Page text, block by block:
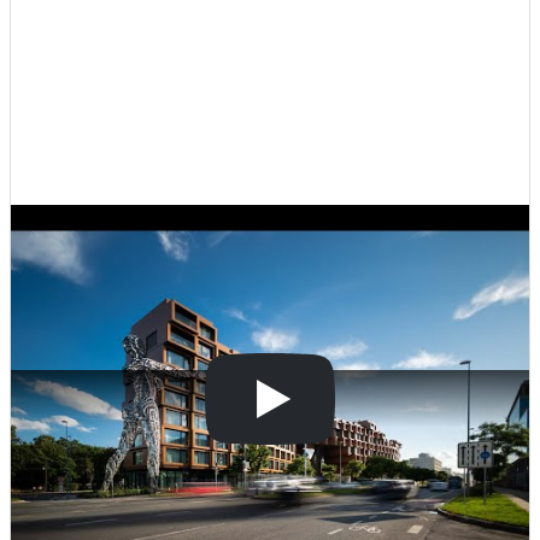
SOLITER parket
Odvodňovací systém
Rekuperační jednotky Systemair
ATREA s.r.o.
Řídící technologie pro vytápění, stínění, osvětlení, MaR systém, energie a
statistiky, přístup Loxone
Výtahy Schindler CZ
Koupelny SIKO , LAUFEN
Lůžka TIBEX
Dveře M&T 1997 , GERBRICH
Sklářské dekorace Kolektiv Ateliers
Design nábytku Lino